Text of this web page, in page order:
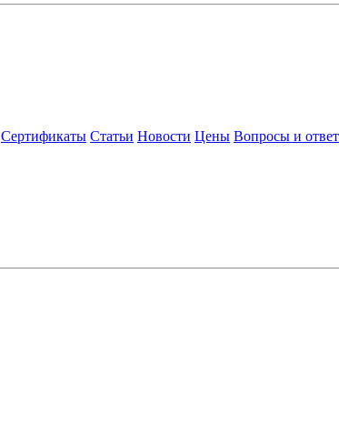
Сертификаты Статьи Новости Цены Вопросы и